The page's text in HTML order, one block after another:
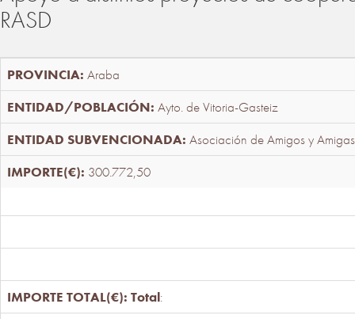
RASD
Araba
Ayto. de Vitoria-Gasteiz
Asociación de Amigos y
300.772,50
Total: